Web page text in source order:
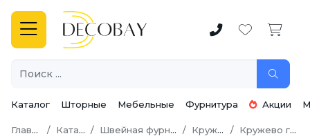
Каталог Шторные Мебельные Фурнитура Акции
Главная Каталог Швейная фурнитура Кружево Кружево гипюр